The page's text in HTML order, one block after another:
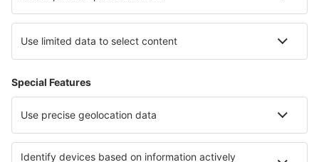
Hotel in Curonian Spit National Park Hotel in Skopelos